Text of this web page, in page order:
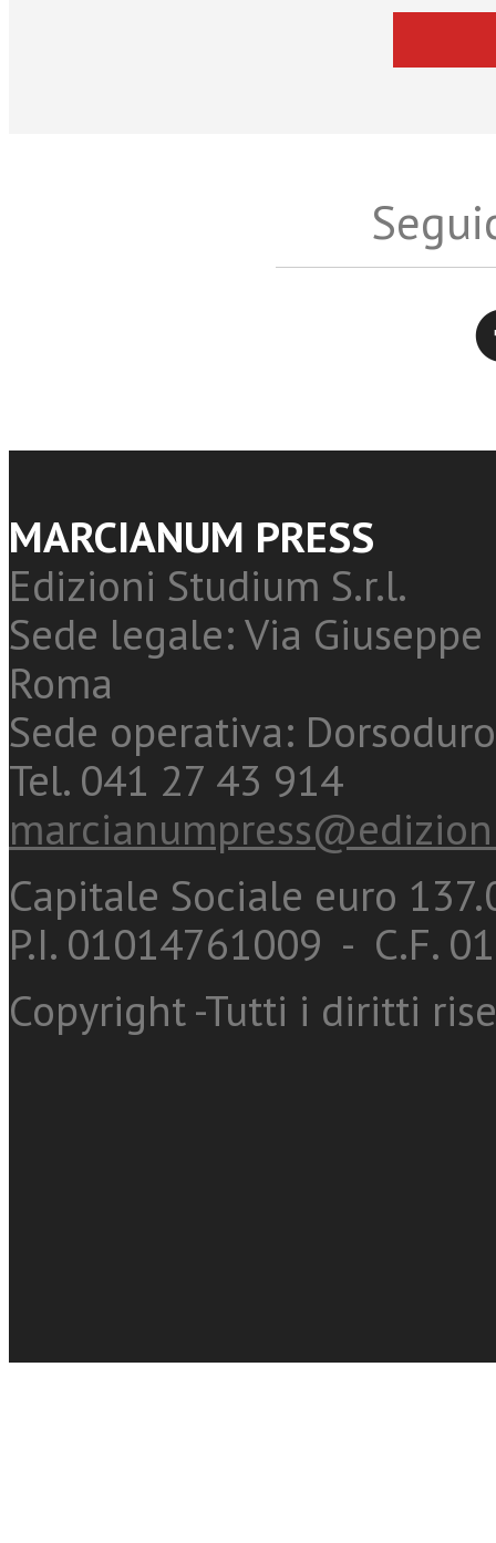
MARCIANUM PRESS
Edizioni Studium S.r.l.
Sede legale: Via
Roma
Sede operativa:
Tel. 041 27 43 914
Capitale Sociale euro
P.I. 01014761009 - C.F.
Copyright -Tutti i diritti